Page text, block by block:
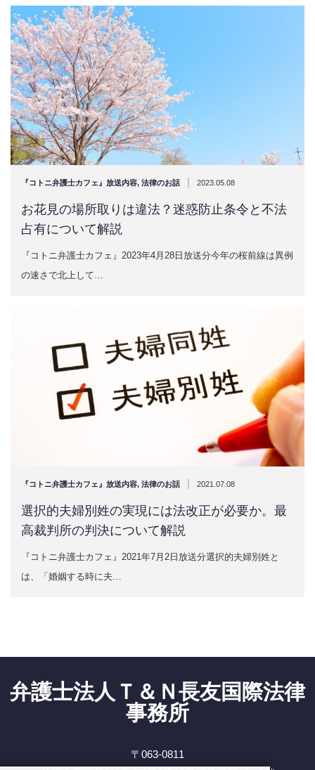
『コトニ弁護士カフェ』放送内容, 法律のお話 2023.05.08
お花見の場所取りは違法？迷惑防止条令と不法
占有について解説
『コトニ弁護士カフェ』2023年4月28日放送分今年の桜前線は異例
の速さで北上して…
『コトニ弁護士カフェ』放送内容, 法律のお話 | 2021.07.08
選択的夫婦別姓の実現には法改正が必要か。最
高裁判所の判決について解説
『コトニ弁護士カフェ』2021年7月2日放送分選択的夫婦別姓と
は、「婚姻する時に夫…
弁護士法人Ｔ＆Ｎ長友国際法律
事務所
〒063-0811